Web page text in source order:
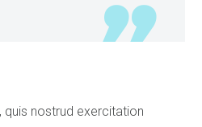
quis nostrud exercitation